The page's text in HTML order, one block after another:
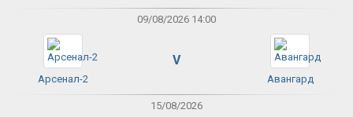
09/08/2026 14:00
Арсенал-2
V
Авангард
15/08/2026